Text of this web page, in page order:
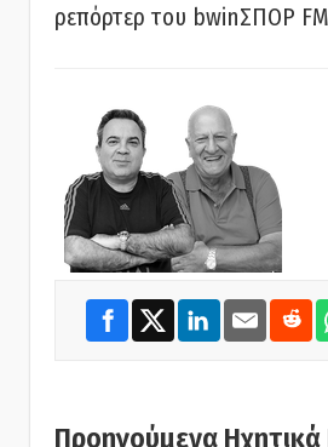
ρεπόρτερ του bwinΣΠΟΡ
Προηγούμενα